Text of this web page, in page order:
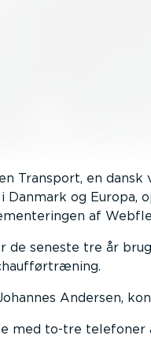
Transport, en
Danmark og Europa,
af
de seneste tre år
Andersen,
med to-tre telefoner